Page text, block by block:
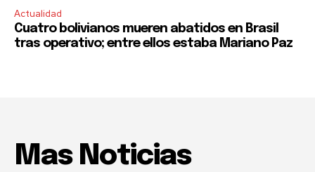
Actualidad
Cuatro bolivianos mueren abatidos en Brasil
tras operativo; entre ellos estaba Mariano Paz
Mas Noticias